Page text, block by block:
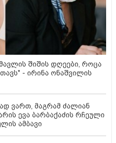
შიშის დღეები, როცა
- ირინა ონაშვილის
ვართ, მაგრამ ძალიან
ევა ბარბაქაძის რჩეული
ამბავი